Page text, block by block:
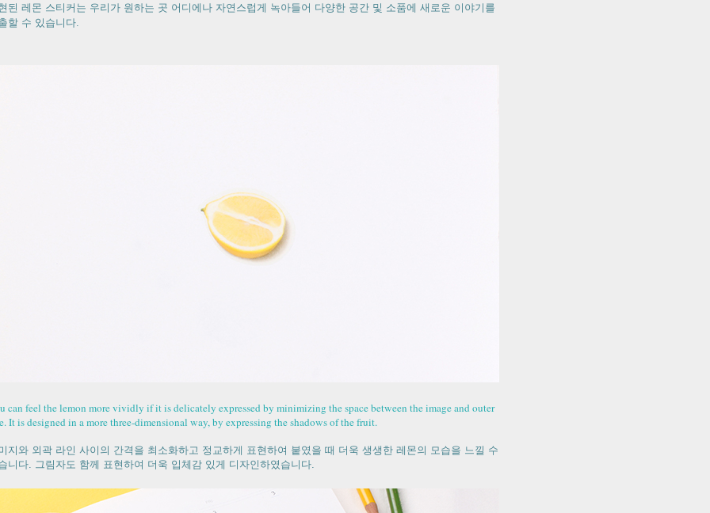
된 레몬 스티커는 우리가 원하는 곳 어디에나 자연스럽게 녹아들어 다양한 공간 및 소품에 새로운 이야기를
할 수 있습니다.
can feel the lemon more vividly if it is delicately expressed by minimizing the space between the image and outer
It is designed in a more three-dimensional way, by expressing the shadows of the fruit.
지와 외곽 라인 사이의 간격을 최소화하고 정교하게 표현하여 붙였을 때 더욱 생생한 레몬의 모습을 느낄 수
니다. 그림자도 함께 표현하여 더욱 입체감 있게 디자인하였습니다.